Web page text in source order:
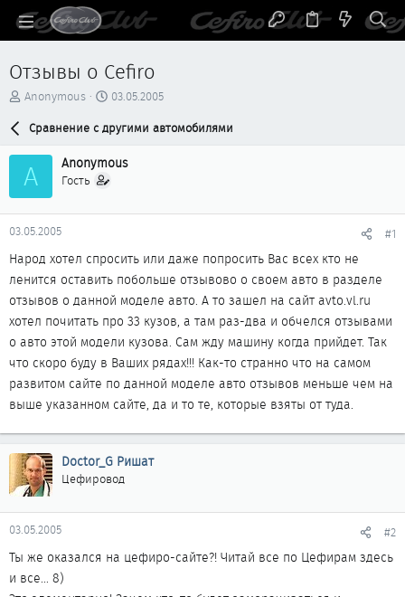
Отзывы о Cefiro
А
р
т
м
ы
Anonymous
Д
т
н
а
03.05.2005
Сравнение с другими автомобилями
A Anonymous
Гость
03.05.2005 #1
Народ хотел спросить или даже попросить Вас всех кто не
ленится оставить побольше отзывово о своем авто в разделе
отзывов о данной моделе авто. А то зашел на сайт avto.vl.ru
хотел почитать про 33 кузов, а там раз-два и обчелся отзывами
о авто этой модели кузова. Сам жду машину когда прийдет. Так
что скоро буду в Ваших рядах!!! Как-то странно что на самом
развитом сайте по данной моделе авто отзывов меньше чем на
выше указанном сайте, да и то те, которые взяты от туда.
Doctor_G Ришат
Цефировод
03.05.2005 #2
Ты же оказался на цефиро-сайте?! Читай все по Цефирам здесь
и все... 8)